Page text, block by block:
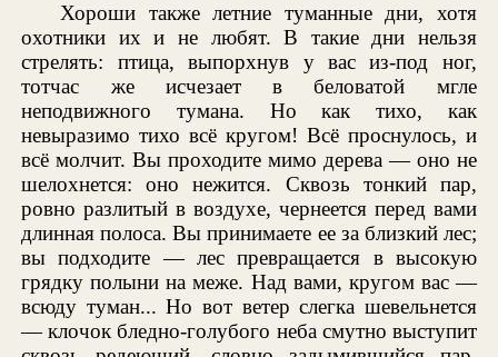
Хороши также летние туманные дни, хотя
охотники их и не любят. В такие дни нельзя
стрелять: птица, выпорхнув у вас из-под ног,
тотчас же исчезает в беловатой мгле
неподвижного тумана. Но как тихо, как
невыразимо тихо всё кругом! Всё проснулось, и
всё молчит. Вы проходите мимо дерева — оно не
шелохнется: оно нежится. Сквозь тонкий пар,
ровно разлитый в воздухе, чернеется перед вами
длинная полоса. Вы принимаете ее за близкий лес;
вы подходите — лес превращается в высокую
грядку полыни на меже. Над вами, кругом вас —
всюду туман... Но вот ветер слегка шевельнется
— клочок бледно-голубого неба смутно выступит